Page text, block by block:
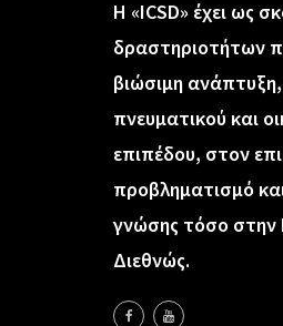
Η «ICSD» έχει ως
δραστηριοτήτων
βιώσιμη
πνευματικού και
επιπέδου, στον
προβληματισμό
γνώσης τόσο στην
Διεθνώς.